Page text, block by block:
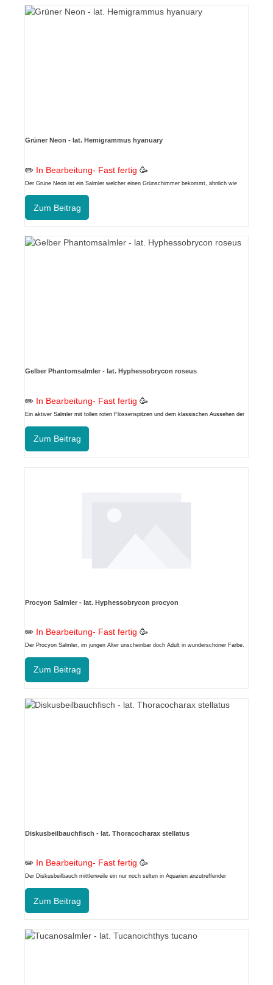
Grüner Neon - lat. Hemigrammus hyanuary
✏️ In Bearbeitung- Fast fertig 🥳
Der Grüne Neon ist ein Salmler welcher einen Grünschimmer bekommt, ähnlich wie
Zum Beitrag
Gelber Phantomsalmler - lat. Hyphessobrycon roseus
✏️ In Bearbeitung- Fast fertig 🥳
Ein aktiver Salmler mit tollen roten Flossenspitzen und dem klassischen Aussehen der
Zum Beitrag
Procyon Salmler - lat. Hyphessobrycon procyon
✏️ In Bearbeitung- Fast fertig 🥳
Der Procyon Salmler, im jungen Alter unscheinbar doch Adult in wunderschöner Farbe.
Zum Beitrag
Diskusbeilbauchfisch - lat. Thoracocharax stellatus
✏️ In Bearbeitung- Fast fertig 🥳
Der Diskusbeilbauch mittlerweile ein nur noch selten in Aquarien anzutreffender
Zum Beitrag